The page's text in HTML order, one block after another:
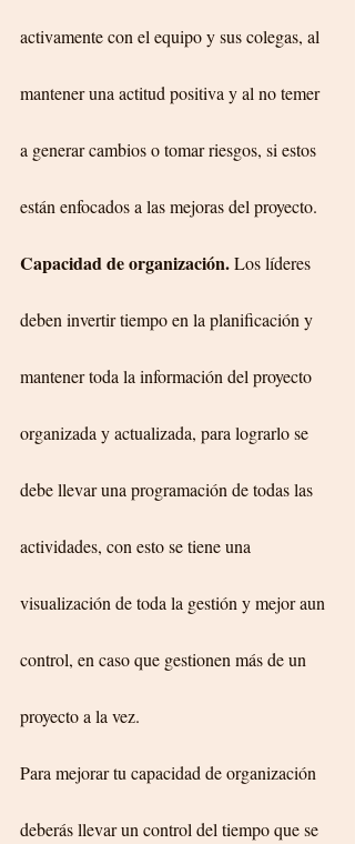
activamente con el equipo y sus colegas, al
mantener una actitud positiva y al no temer
a generar cambios o tomar riesgos, si estos
están enfocados a las mejoras del proyecto.
Capacidad de organización. Los líderes
deben invertir tiempo en la planificación y
mantener toda la información del proyecto
organizada y actualizada, para lograrlo se
debe llevar una programación de todas las
actividades, con esto se tiene una
visualización de toda la gestión y mejor aun
control, en caso que gestionen más de un
proyecto a la vez.
Para mejorar tu capacidad de organización
deberás llevar un control del tiempo que se